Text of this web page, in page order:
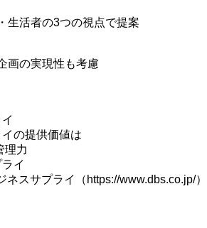
生活者の3つの視点で提案
画の実現性も考慮
の提供価値は
理力
スサプライ（https://www.dbs.co.jp/）